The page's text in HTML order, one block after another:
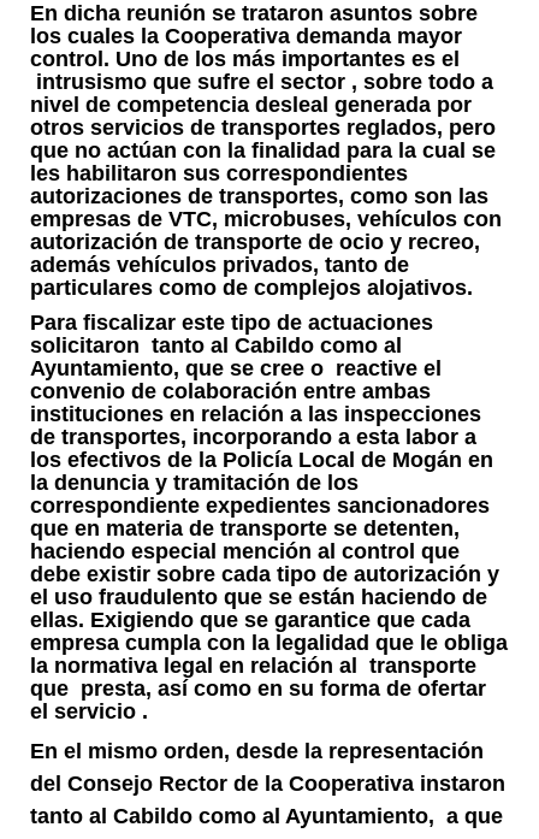
En dicha reunión se trataron asuntos sobre
los cuales la Cooperativa demanda mayor
control. Uno de los más importantes es el
intrusismo que sufre el sector , sobre todo a
nivel de competencia desleal generada por
otros servicios de transportes reglados, pero
que no actúan con la finalidad para la cual se
les habilitaron sus correspondientes
autorizaciones de transportes, como son las
empresas de VTC, microbuses, vehículos con
autorización de transporte de ocio y recreo,
además vehículos privados, tanto de
particulares como de complejos alojativos.
Para fiscalizar este tipo de actuaciones
solicitaron tanto al Cabildo como al
Ayuntamiento, que se cree o reactive el
convenio de colaboración entre ambas
instituciones en relación a las inspecciones
de transportes, incorporando a esta labor a
los efectivos de la Policía Local de Mogán en
la denuncia y tramitación de los
correspondiente expedientes sancionadores
que en materia de transporte se detenten,
haciendo especial mención al control que
debe existir sobre cada tipo de autorización y
el uso fraudulento que se están haciendo de
ellas. Exigiendo que se garantice que cada
empresa cumpla con la legalidad que le obliga
la normativa legal en relación al transporte
que presta, así como en su forma de ofertar
el servicio .
En el mismo orden, desde la representación
del Consejo Rector de la Cooperativa instaron
tanto al Cabildo como al Ayuntamiento, a que